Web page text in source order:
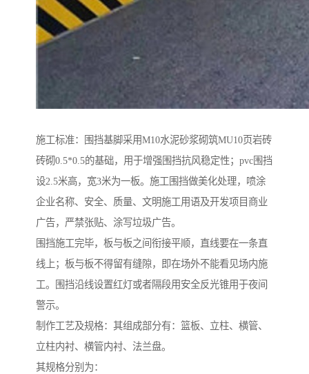
施工标准：围挡基脚采用M10水泥砂浆砌筑MU10页岩砖
砖砌0.5*0.5的基础，用于增强围挡抗风稳定性；pvc围挡
设2.5米高，宽3米为一板。施工围挡做美化处理，喷涂
企业名称、安全、质量、文明施工用语及开发项目商业
广告，严禁张贴、涂写垃圾广告。
围挡施工完毕，板与板之间衔接平顺，直线要在一条直
线上；板与板不得留有缝隙，即在场外不能看见场内施
工。围挡沿线设置红灯或者隔段用安全反光锥用于夜间
警示。
制作工艺及规格：其组成部分有：篮板、立柱、横管、
立柱内衬、横管内衬、法兰盘。
其规格分别为：